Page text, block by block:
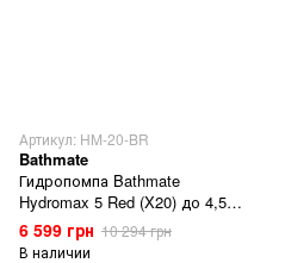
Артикул: HM-20-BR
Bathmate
Гидропомпа Bathmate
Hydromax 5 Red (X20) до 4,5
см
6 599 грн 10 294 грн
В наличии